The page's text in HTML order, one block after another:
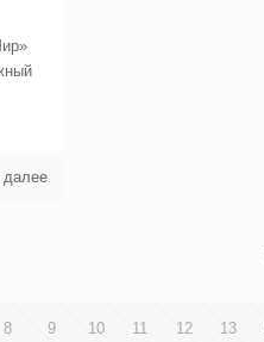
далее
8 9 10 11 12 13